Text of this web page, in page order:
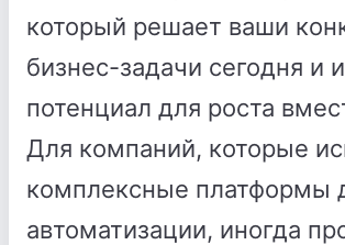
который решает ваши
бизнес-задачи сегодня и
потенциал для роста
Для компаний, которые
комплексные платформы
автоматизации, иногда